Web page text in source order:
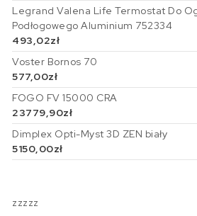
Legrand Valena Life Termostat Do
Podłogowego Aluminium 752334
493,02zł
Voster Bornos 70
577,00zł
FOGO FV 15000 CRA
23779,90zł
Dimplex Opti-Myst 3D ZEN biały
5150,00zł
zzzzz